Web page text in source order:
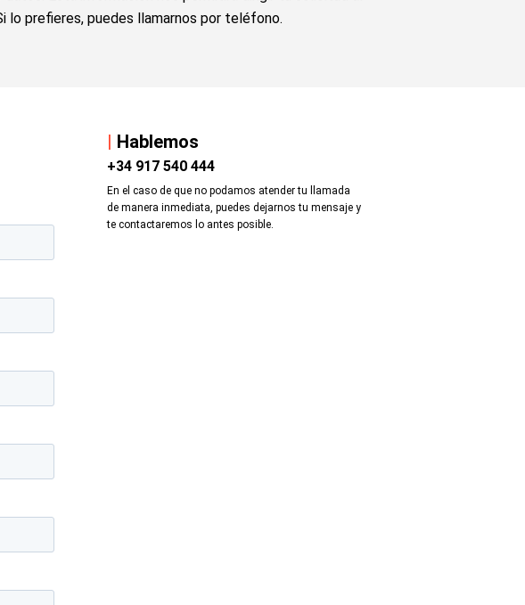
lo prefieres, puedes llamarnos por teléfono.
| Hablemos
+34 917 540 444
En el caso de que no podamos atender tu llamada
de manera inmediata, puedes dejarnos tu mensaje y
te contactaremos lo antes posible.